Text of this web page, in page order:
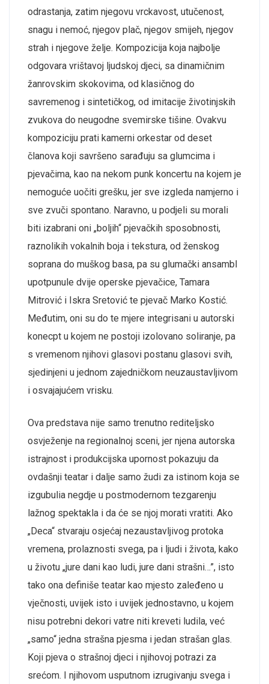
odrastanja, zatim njegovu vrckavost, utučenost,
snagu i nemoć, njegov plač, njegov smijeh, njegov
strah i njegove želje. Kompozicija koja najbolje
odgovara vrištavoj ljudskoj djeci, sa dinamičnim
žanrovskim skokovima, od klasičnog do
savremenog i sintetičkog, od imitacije životinjskih
zvukova do neugodne svemirske tišine. Ovakvu
kompoziciju prati kamerni orkestar od deset
članova koji savršeno sarađuju sa glumcima i
pjevačima, kao na nekom punk koncertu na kojem je
nemoguće uočiti grešku, jer sve izgleda namjerno i
sve zvuči spontano. Naravno, u podjeli su morali
biti izabrani oni „boljih“ pjevačkih sposobnosti,
raznolikih vokalnih boja i tekstura, od ženskog
soprana do muškog basa, pa su glumački ansambl
upotpunule dvije operske pjevačice, Tamara
Mitrović i Iskra Sretović te pjevač Marko Kostić.
Međutim, oni su do te mjere integrisani u autorski
konecpt u kojem ne postoji izolovano soliranje, pa
s vremenom njihovi glasovi postanu glasovi svih,
sjedinjeni u jednom zajedničkom neuzaustavljivom
i osvajajućem vrisku.
Ova predstava nije samo trenutno rediteljsko
osvježenje na regionalnoj sceni, jer njena autorska
istrajnost i produkcijska upornost pokazuju da
ovdašnji teatar i dalje samo žudi za istinom koja se
izgubulia negdje u postmodernom tezgarenju
lažnog spektakla i da će se njoj morati vratiti. Ako
„Deca“ stvaraju osjećaj nezaustavljivog protoka
vremena, prolaznosti svega, pa i ljudi i života, kako
u životu „jure dani kao ludi, jure dani strašni…”, isto
tako ona definiše teatar kao mjesto zaleđeno u
vječnosti, uvijek isto i uvijek jednostavno, u kojem
nisu potrebni dekori vatre niti kreveti ludila, već
„samo“ jedna strašna pjesma i jedan strašan glas.
Koji pjeva o strašnoj djeci i njihovoj potrazi za
srećom. I njihovom usputnom izrugivanju svega i